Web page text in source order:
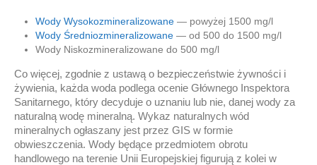
Wody Wysokozmineralizowane— powyżej 1500 mg/l
Wody Średniozmineralizowane— od 500 do 1500 mg/l
Wody Niskozmineralizowane do 500 mg/l
Co więcej, zgodnie z ustawą o bezpieczeństwie żywności i
żywienia, każda woda podlega ocenie Głównego Inspektora
Sanitarnego, który decyduje o uznaniu lub nie, danej wody za
naturalną wodę mineralną. Wykaz naturalnych wód
mineralnych ogłaszany jest przez GIS w formie
obwieszczenia. Wody będące przedmiotem obrotu
handlowego na terenie Unii Europejskiej figurują z kolei w